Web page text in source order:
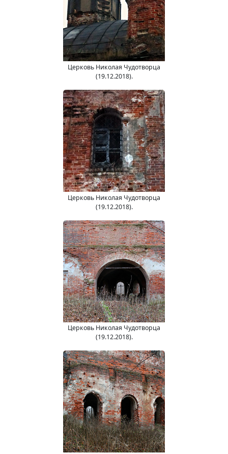
Церковь Николая Чудотворца
(19.12.2018).
Церковь Николая Чудотворца
(19.12.2018).
Церковь Николая Чудотворца
(19.12.2018).